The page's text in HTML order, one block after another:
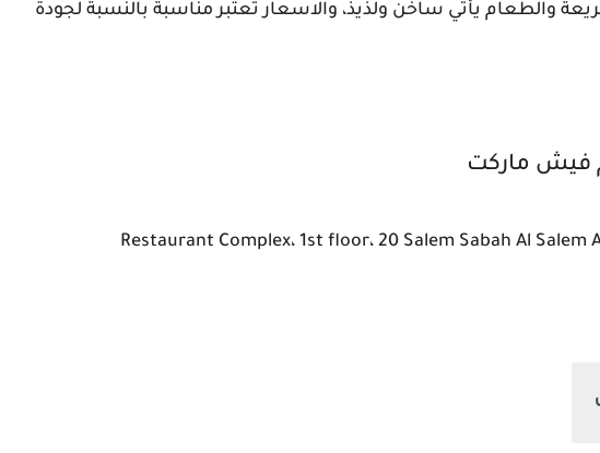
والطعام يأتي ساخن ولذيذ، والاسعار تعتبر مناسبة بالنسبة لجودة
فيش ماركت